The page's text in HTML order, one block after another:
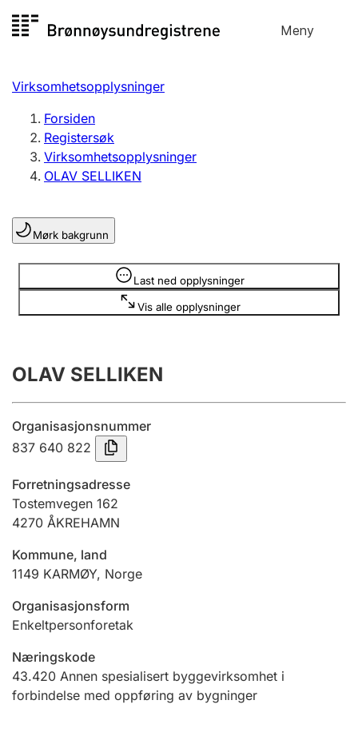
til
Meny
Registersøk
Aksjeselskap
Enkeltpersonforetak
Registrere, endre, slette
Lag og forening
Registrere, endre, slette
Årsregnskap
Innsending og forsinkelsesgebyr
Jeger
Ektepaktveileder
Offentlig sektor
Virksomhetsopplysninger
Forsiden
Registersøk
Virksomhetsopplysninger
OLAV SELLIKEN
Mørk bakgrunn
Last ned opplysninger
Vis alle opplysninger
Opplysninger er skjult
OLAV SELLIKEN
Organisasjonsnummer
837 640 822
Forretningsadresse
Tostemvegen 162
4270 ÅKREHAMN
Kommune, land
1149 KARMØY, Norge
Organisasjonsform
Enkeltpersonforetak
Næringskode
43.420 Annen spesialisert byggevirksomhet i
forbindelse med oppføring av bygninger